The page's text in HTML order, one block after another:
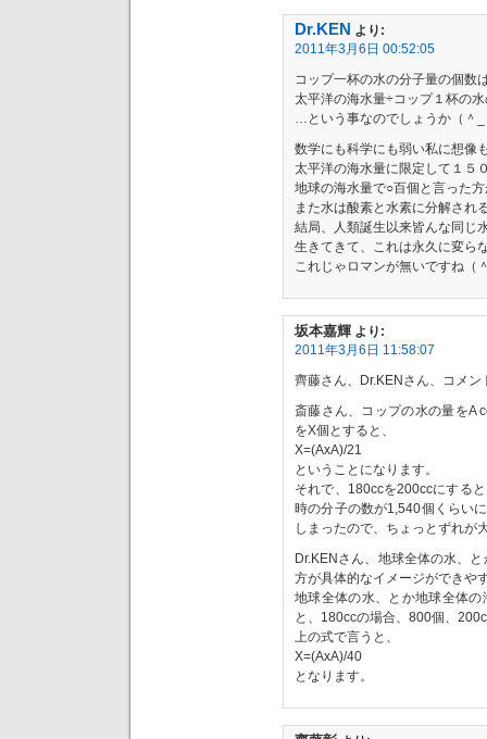
Dr.KEN より:
2011年3月6日 00:52:05
コップ一杯の水の分子量の個数
太平洋の海水量÷コップ１杯の
…という事なのでしょうか（＾
数学にも科学にも弱い私に想像
太平洋の海水量に限定して１５
地球の海水量で○百個と言った
また水は酸素と水素に分解され
結局、人類誕生以来皆んな同じ
生きてきて、これは永久に変ら
これじゃロマンが無いですね（
坂本嘉輝 より:
2011年3月6日 11:58:07
齊藤さん、Dr.KENさん、コメ
斎藤さん、コップの水の量をA
をX個とすると、
X=(AxA)/21
ということになります。
それで、180ccを200ccにする
時の分子の数が1,540個くらい
しまったので、ちょっとずれが
Dr.KENさん、地球全体の水、
方が具体的なイメージができや
地球全体の水、とか地球全体
と、180ccの場合、800個、
上の式で言うと、
X=(AxA)/40
となります。